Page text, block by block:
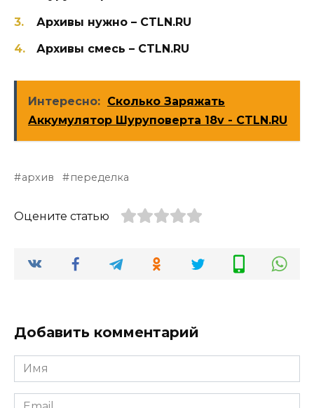
Архивы нужно – CTLN.RU
Архивы смесь – CTLN.RU
Интересно: Сколько Заряжать
Аккумулятор Шуруповерта 18v - CTLN.RU
архив переделка
Оцените статью
Добавить комментарий
Имя
*
Email